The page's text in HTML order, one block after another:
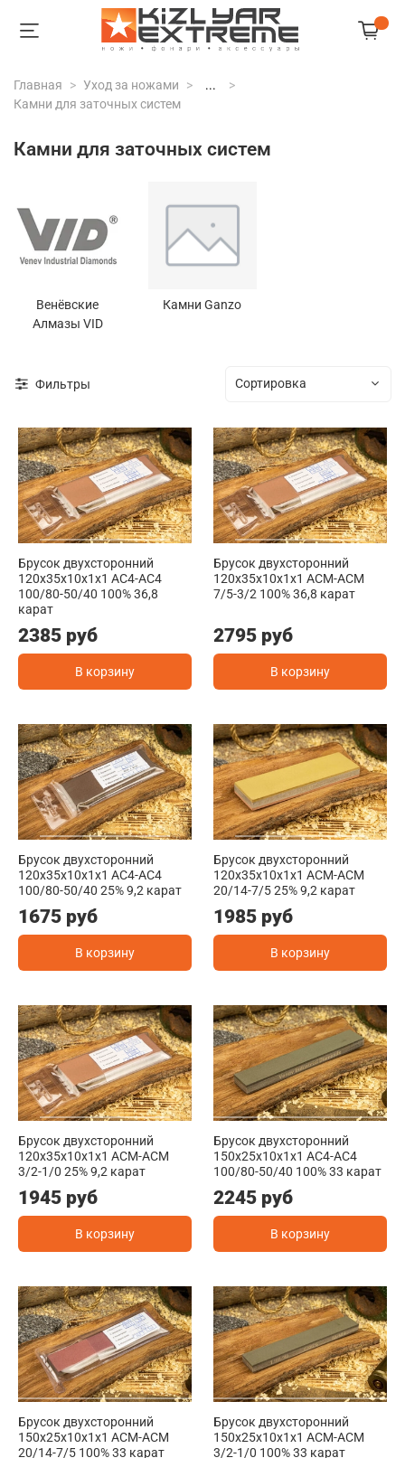
Главная Уход за ножами
...
Камни для заточных систем
Камни для заточных систем
Венёвские
Алмазы VID
Камни Ganzo
Фильтры
Брусок двухсторонний
120x35x10x1x1 АС4-АС4
100/80-50/40 100% 36,8
карат
2385 руб
В корзину
Брусок двухсторонний
120x35x10x1x1 АСМ-АСМ
7/5-3/2 100% 36,8 карат
2795 руб
В корзину
Брусок двухсторонний
120x35x10x1x1 АС4-АС4
100/80-50/40 25% 9,2 карат
1675 руб
В корзину
Брусок двухсторонний
120x35x10x1x1 АСМ-АСМ
20/14-7/5 25% 9,2 карат
1985 руб
В корзину
Брусок двухсторонний
120x35x10x1x1 АСМ-АСМ
3/2-1/0 25% 9,2 карат
1945 руб
В корзину
Брусок двухсторонний
150x25x10x1x1 АС4-АС4
100/80-50/40 100% 33 карат
2245 руб
В корзину
Брусок двухсторонний
150x25x10x1x1 АСМ-АСМ
20/14-7/5 100% 33 карат
Брусок двухсторонний
150x25x10x1x1 АСМ-АСМ
3/2-1/0 100% 33 карат